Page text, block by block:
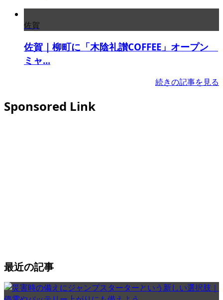
佐賀
佐賀｜柳町に「木陰礼讃COFFEE」オープン
ミャ...
続きの記事を見る
Sponsored Link
最近の記事